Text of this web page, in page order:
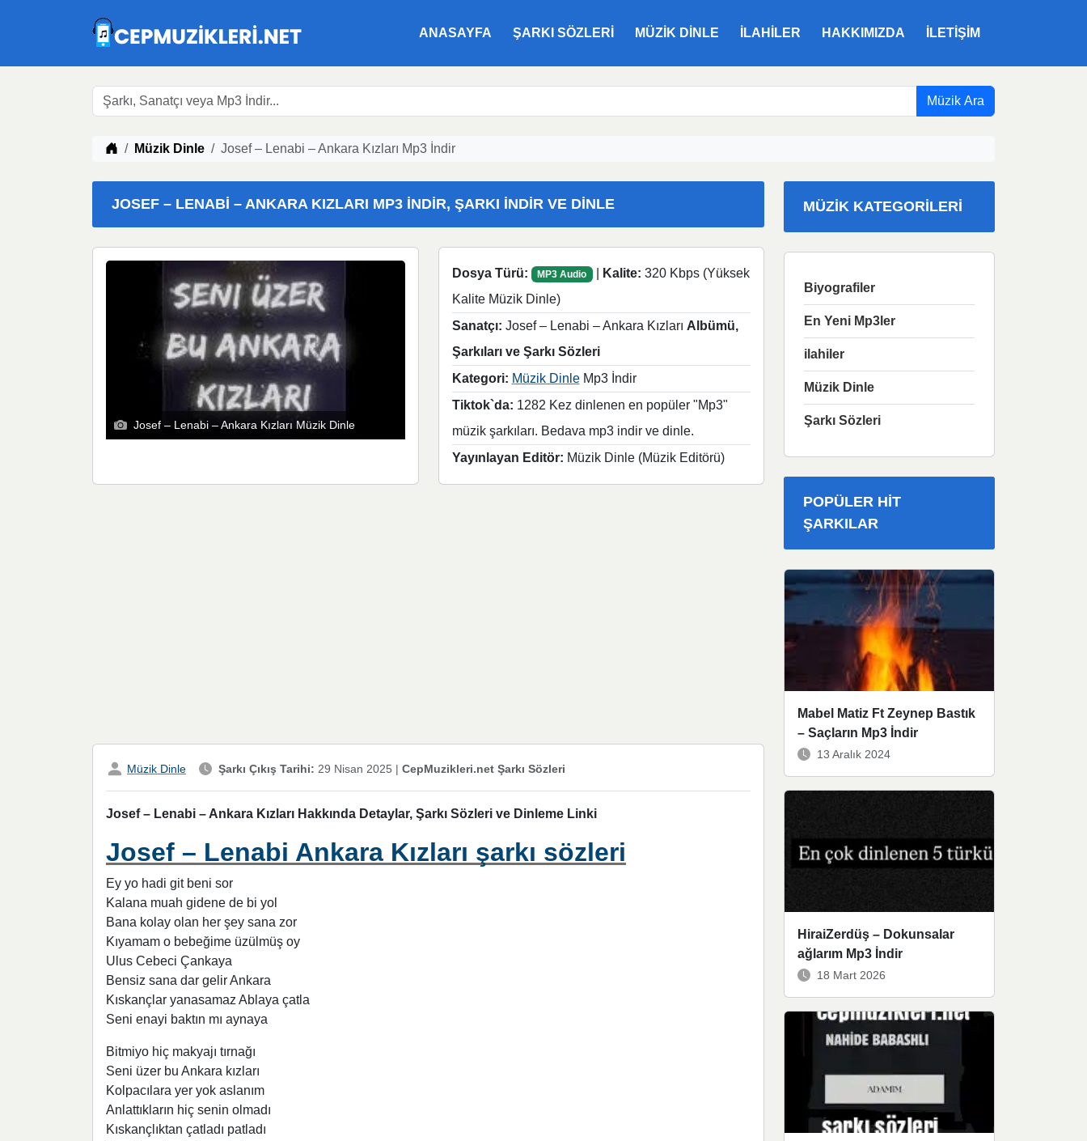
ANASAYFA ŞARKI SÖZLERI MÜZIK DINLE ILAHILER HAKKIMIZDA İLETIŞIM
Müzik Ara
Müzik indir
Müzik Dinle Josef – Lenabi – Ankara Kızları Mp3 İndir
JOSEF – LENABI – ANKARA KIZLARI MP3 İNDIR, ŞARKI İNDIR VE DINLE
Josef – Lenabi – Ankara Kızları Müzik Dinle
Dosya Türü: MP3 Audio Kalite: 320 Kbps (Yüksek
Kalite Müzik Dinle)
Sanatçı: Josef – Lenabi – Ankara Kızları Albümü,
Şarkıları ve Şarkı Sözleri
Kategori: Müzik DinleMp3 İndir
Tiktok`da: 1282 Kez dinlenen en popüler "Mp3"
müzik şarkıları. Bedava mp3 indir ve dinle.
Yayınlayan Editör: Müzik Dinle (Müzik Editörü)
Müzik Dinle Şarkı Çıkış Tarihi: 29 Nisan 2025 | CepMuzikleri.net Şarkı Sözleri
Josef – Lenabi – Ankara Kızları Hakkında Detaylar, Şarkı Sözleri ve Dinleme Linki
Josef – Lenabi Ankara Kızları şarkı sözleri
Ey yo hadi git beni sor
Kalana muah gidene de bi yol
Bana kolay olan her şey sana zor
Kıyamam o bebeğime üzülmüş oy
Ulus Cebeci Çankaya
Bensiz sana dar gelir Ankara
Kıskançlar yanasamaz Ablaya çatla
Seni enayi baktın mı aynaya
Bitmiyo hiç makyajı tırnağı
Seni üzer bu Ankara kızları
Kolpacılara yer yok aslanım
Anlattıkların hiç senin olmadı
Kıskançlıktan çatladı patladı
MÜZIK KATEGORILERI
Biyografiler
En Yeni Mp3ler
ilahiler
Müzik Dinle
Şarkı Sözleri
POPÜLER HIT
ŞARKILAR
Mabel Matiz Ft Zeynep Bastık
– Saçların Mp3 İndir
13 Aralık 2024
HiraiZerdüş – Dokunsalar
ağlarım Mp3 İndir
18 Mart 2026